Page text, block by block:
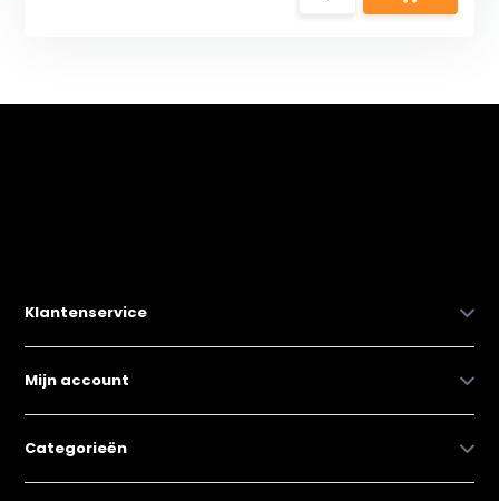
Klantenservice
Mijn account
Categorieën